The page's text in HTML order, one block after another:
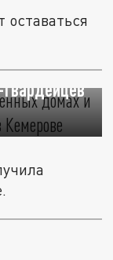
оставаться